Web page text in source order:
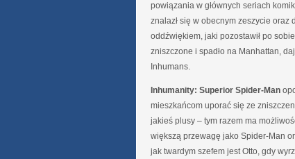
powiązania w głównych seriach
znalazł się w obecnym zeszycie oraz
oddźwiękiem, jaki pozostawił po sobie
zniszczone i spadło na Manhattan,
Inhumans.
Inhumanity: Superior Spider-Man
mieszkańcom uporać się ze
jakieś plusy – tym razem ma
większą przewagę jako Spider-Man
jak twardym szefem jest Otto, gdy